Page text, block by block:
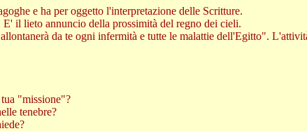
e ha per oggetto l'interpretazione delle Scritture.
il lieto annuncio della prossimità del regno dei cieli.
da te ogni infermità e tutte le malattie dell'Egitto".
"missione"?
tenebre?